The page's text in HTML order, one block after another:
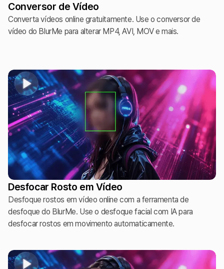
Conversor de Vídeo
Converta vídeos online gratuitamente. Use o conversor de
vídeo do BlurMe para alterar MP4, AVI, MOV e mais.
Desfocar Rosto em Vídeo
Desfoque rostos em vídeo online com a ferramenta de
desfoque do BlurMe. Use o desfoque facial com IA para
desfocar rostos em movimento automaticamente.